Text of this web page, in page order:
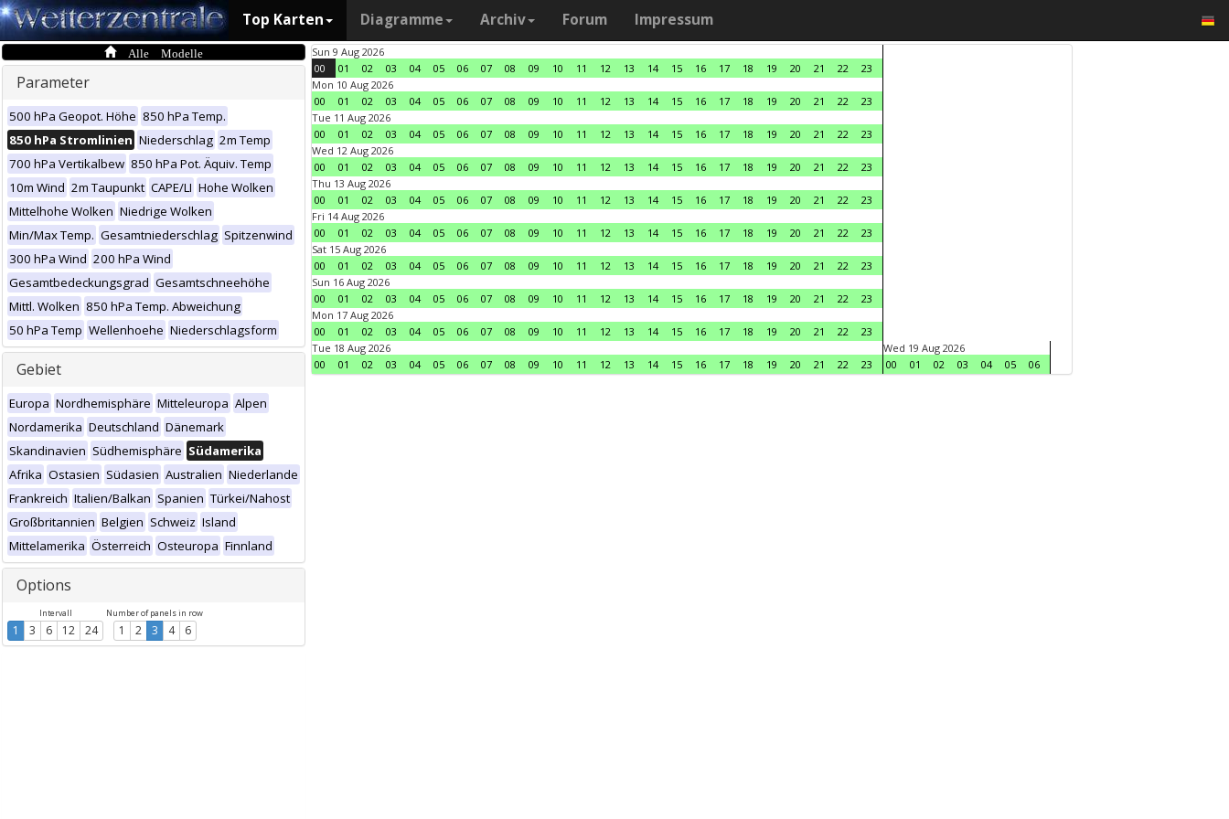
Top Karten Diagramme Archiv Forum Impressum
Alle Modelle
Parameter
500 hPa Geopot. Höhe 850 hPa Temp.
850 hPa Stromlinien Niederschlag 2m Temp
700 hPa Vertikalbew 850 hPa Pot. Äquiv. Temp
10m Wind 2m Taupunkt CAPE/LI Hohe Wolken
Mittelhohe Wolken Niedrige Wolken
Min/Max Temp. Gesamtniederschlag Spitzenwind
300 hPa Wind 200 hPa Wind
Gesamtbedeckungsgrad Gesamtschneehöhe
Mittl. Wolken 850 hPa Temp. Abweichung
50 hPa Temp Wellenhoehe Niederschlagsform
Gebiet
Europa Nordhemisphäre Mitteleuropa Alpen
Nordamerika Deutschland Dänemark
Skandinavien Südhemisphäre Südamerika
Afrika Ostasien Südasien Australien Niederlande
Frankreich Italien/Balkan Spanien Türkei/Nahost
Großbritannien Belgien Schweiz Island
Mittelamerika Österreich Osteuropa Finnland
Options
Intervall
1 3 6 12 24
Number of panels in row
1 2 3 4 6
Sun 9 Aug 2026
00
01 02 03 04 05 06 07 08 09 10 11 12 13 14 15 16 17 18 19 20 21 22
23
Mon 10 Aug 2026
00
01 02 03 04 05 06 07 08 09 10 11 12 13 14 15 16 17 18 19 20 21 22
23
Tue 11 Aug 2026
00
01 02 03 04 05 06 07 08 09 10 11 12 13 14 15 16 17 18 19 20 21 22
23
Wed 12 Aug 2026
00
01 02 03 04 05 06 07 08 09 10 11 12 13 14 15 16 17 18 19 20 21 22
23
Thu 13 Aug 2026
00
01 02 03 04 05 06 07 08 09 10 11 12 13 14 15 16 17 18 19 20 21 22
23
Fri 14 Aug 2026
00
01 02 03 04 05 06 07 08 09 10 11 12 13 14 15 16 17 18 19 20 21 22
23
Sat 15 Aug 2026
00
01 02 03 04 05 06 07 08 09 10 11 12 13 14 15 16 17 18 19 20 21 22
23
Sun 16 Aug 2026
00
01 02 03 04 05 06 07 08 09 10 11 12 13 14 15 16 17 18 19 20 21 22
23
Mon 17 Aug 2026
00
01 02 03 04 05 06 07 08 09 10 11 12 13 14 15 16 17 18 19 20 21 22
23
Tue 18 Aug 2026
00
01 02 03 04 05 06 07 08 09 10 11 12 13 14 15 16 17 18 19 20 21 22 23
Wed 19 Aug 2026
00
01 02 03 04 05 06